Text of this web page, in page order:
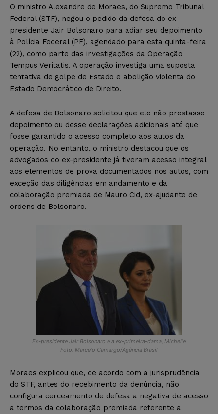
O ministro Alexandre de Moraes, do Supremo Tribunal
Federal (STF), negou o pedido da defesa do ex-
presidente Jair Bolsonaro para adiar seu depoimento
à Polícia Federal (PF), agendado para esta quinta-feira
(22), como parte das investigações da Operação
Tempus Veritatis. A operação investiga uma suposta
tentativa de golpe de Estado e abolição violenta do
Estado Democrático de Direito.
A defesa de Bolsonaro solicitou que ele não prestasse
depoimento ou desse declarações adicionais até que
fosse garantido o acesso completo aos autos da
operação. No entanto, o ministro destacou que os
advogados do ex-presidente já tiveram acesso integral
aos elementos de prova documentados nos autos, com
exceção das diligências em andamento e da
colaboração premiada de Mauro Cid, ex-ajudante de
ordens de Bolsonaro.
Ex-presidente Jair Bolsonaro e a ex-primeira-dama, Michelle
Foto: Marcelo Camargo/Agência Brasil
Moraes explicou que, de acordo com a jurisprudência
do STF, antes do recebimento da denúncia, não
configura cerceamento de defesa a negativa de acesso
a termos da colaboração premiada referente a